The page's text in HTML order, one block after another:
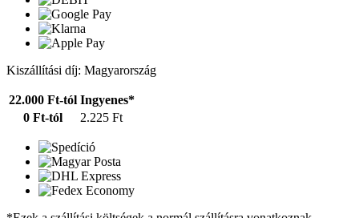
Kiszállítási díj: Magyarország
22.000 Ft-tól Ingyenes*
0 Ft-tól
2.225 Ft